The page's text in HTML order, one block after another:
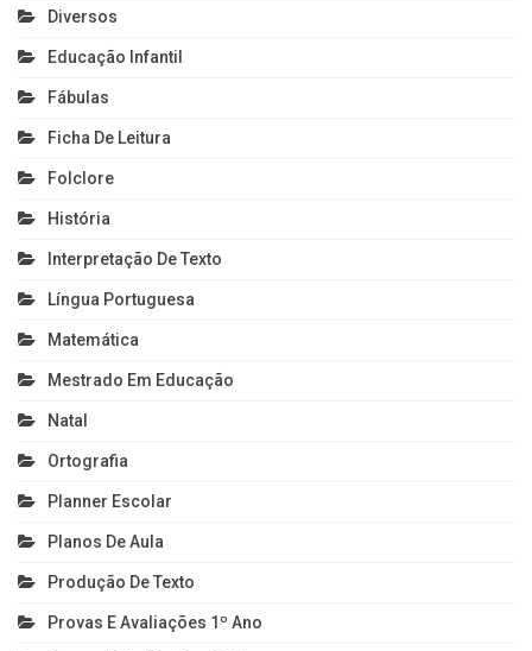
Diversos
Educação Infantil
Fábulas
Ficha De Leitura
Folclore
História
Interpretação De Texto
Língua Portuguesa
Matemática
Mestrado Em Educação
Natal
Ortografia
Planner Escolar
Planos De Aula
Produção De Texto
Provas E Avaliações 1º Ano